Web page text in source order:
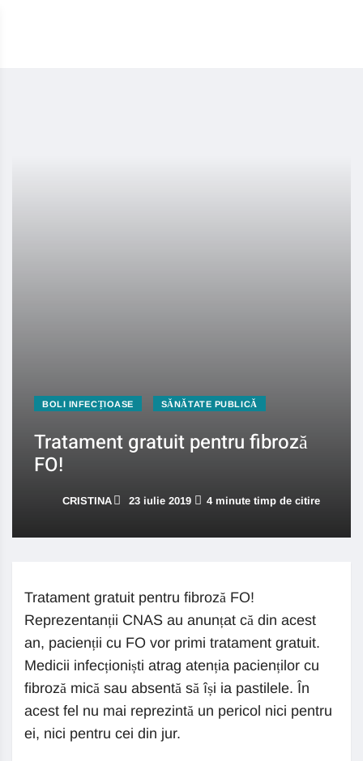
BOLI INFECȚIOASE SĂNĂTATE PUBLICĂ
Tratament gratuit pentru fibroză
FO!
CRISTINA 23 iulie 2019 4 minute timp de citire
Tratament gratuit pentru fibroză FO!
Reprezentanții CNAS au anunțat că din acest
an, pacienții cu FO vor primi tratament gratuit.
Medicii infecționiști atrag atenția pacienților cu
fibroză mică sau absentă să își ia pastilele. În
acest fel nu mai reprezintă un pericol nici pentru
ei, nici pentru cei din jur.